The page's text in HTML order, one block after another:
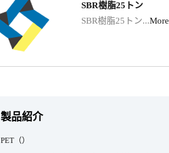
SBR樹脂25トン
SBR樹脂25トン...More
製品紹介
PET（）